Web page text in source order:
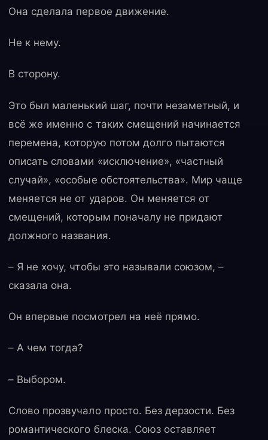
Она сделала первое движение.
Не к нему.
В сторону.
Это был маленький шаг, почти незаметный, и
всё же именно с таких смещений начинается
перемена, которую потом долго пытаются
описать словами «исключение», «частный
случай», «особые обстоятельства». Мир чаще
меняется не от ударов. Он меняется от
смещений, которым поначалу не придают
должного названия.
– Я не хочу, чтобы это называли союзом, –
сказала она.
Он впервые посмотрел на неё прямо.
– А чем тогда?
– Выбором.
Слово прозвучало просто. Без дерзости. Без
романтического блеска. Союз оставляет